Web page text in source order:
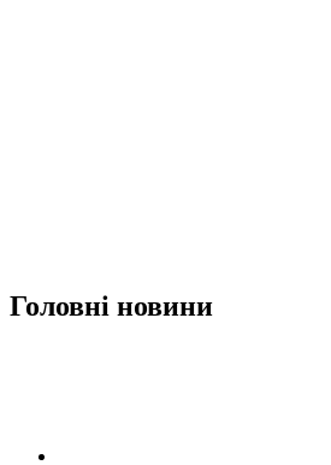
Головні новини